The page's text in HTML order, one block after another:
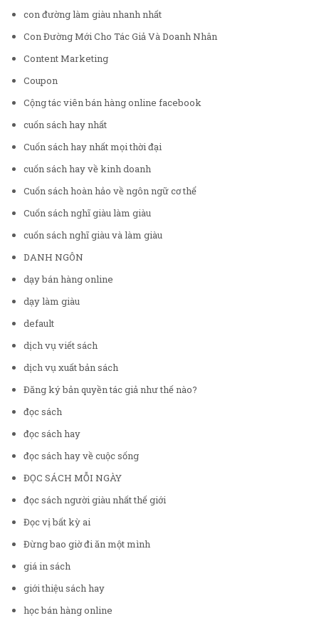
con đường làm giàu nhanh nhất
Con Đường Mới Cho Tác Giả Và Doanh Nhân
Content Marketing
Coupon
Cộng tác viên bán hàng online facebook
cuốn sách hay nhất
Cuốn sách hay nhất mọi thời đại
cuốn sách hay về kinh doanh
Cuốn sách hoàn hảo về ngôn ngữ cơ thể
Cuốn sách nghĩ giàu làm giàu
cuốn sách nghĩ giàu và làm giàu
DANH NGÔN
dạy bán hàng online
dạy làm giàu
default
dịch vụ viết sách
dịch vụ xuất bản sách
Đăng ký bản quyền tác giả như thế nào?
đọc sách
đọc sách hay
đọc sách hay về cuộc sống
ĐỌC SÁCH MỖI NGÀY
đọc sách người giàu nhất thế giới
Đọc vị bất kỳ ai
Đừng bao giờ đi ăn một mình
giá in sách
giới thiệu sách hay
học bán hàng online